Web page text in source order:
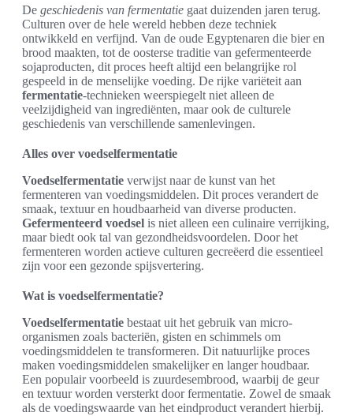
De geschiedenis van fermentatie gaat duizenden jaren terug.
Culturen over de hele wereld hebben deze techniek
ontwikkeld en verfijnd. Van de oude Egyptenaren die bier en
brood maakten, tot de oosterse traditie van gefermenteerde
sojaproducten, dit proces heeft altijd een belangrijke rol
gespeeld in de menselijke voeding. De rijke variëteit aan
fermentatie-technieken weerspiegelt niet alleen de
veelzijdigheid van ingrediënten, maar ook de culturele
geschiedenis van verschillende samenlevingen.
Alles over voedselfermentatie
Voedselfermentatie verwijst naar de kunst van het
fermenteren van voedingsmiddelen. Dit proces verandert de
smaak, textuur en houdbaarheid van diverse producten.
Gefermenteerd voedsel is niet alleen een culinaire verrijking,
maar biedt ook tal van gezondheidsvoordelen. Door het
fermenteren worden actieve culturen gecreëerd die essentieel
zijn voor een gezonde spijsvertering.
Wat is voedselfermentatie?
Voedselfermentatie bestaat uit het gebruik van micro-
organismen zoals bacteriën, gisten en schimmels om
voedingsmiddelen te transformeren. Dit natuurlijke proces
maken voedingsmiddelen smakelijker en langer houdbaar.
Een populair voorbeeld is zuurdesembrood, waarbij de geur
en textuur worden versterkt door fermentatie. Zowel de smaak
als de voedingswaarde van het eindproduct verandert hierbij.